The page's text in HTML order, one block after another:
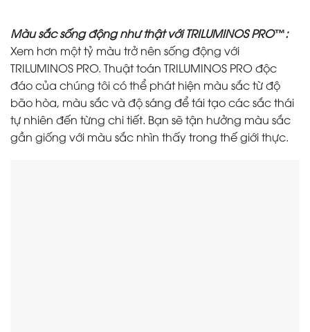
Màu sắc sống động như thật với TRILUMINOS PRO™:
Xem hơn một tỷ màu trở nên sống động với
TRILUMINOS PRO. Thuật toán TRILUMINOS PRO độc
đáo của chúng tôi có thể phát hiện màu sắc từ độ
bão hòa, màu sắc và độ sáng để tái tạo các sắc thái
tự nhiên đến từng chi tiết. Bạn sẽ tận hưởng màu sắc
gần giống với màu sắc nhìn thấy trong thế giới thực.